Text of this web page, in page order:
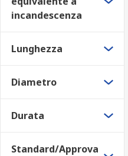
incandescenza
Lunghezza
Diametro
Durata
Standard/Approva